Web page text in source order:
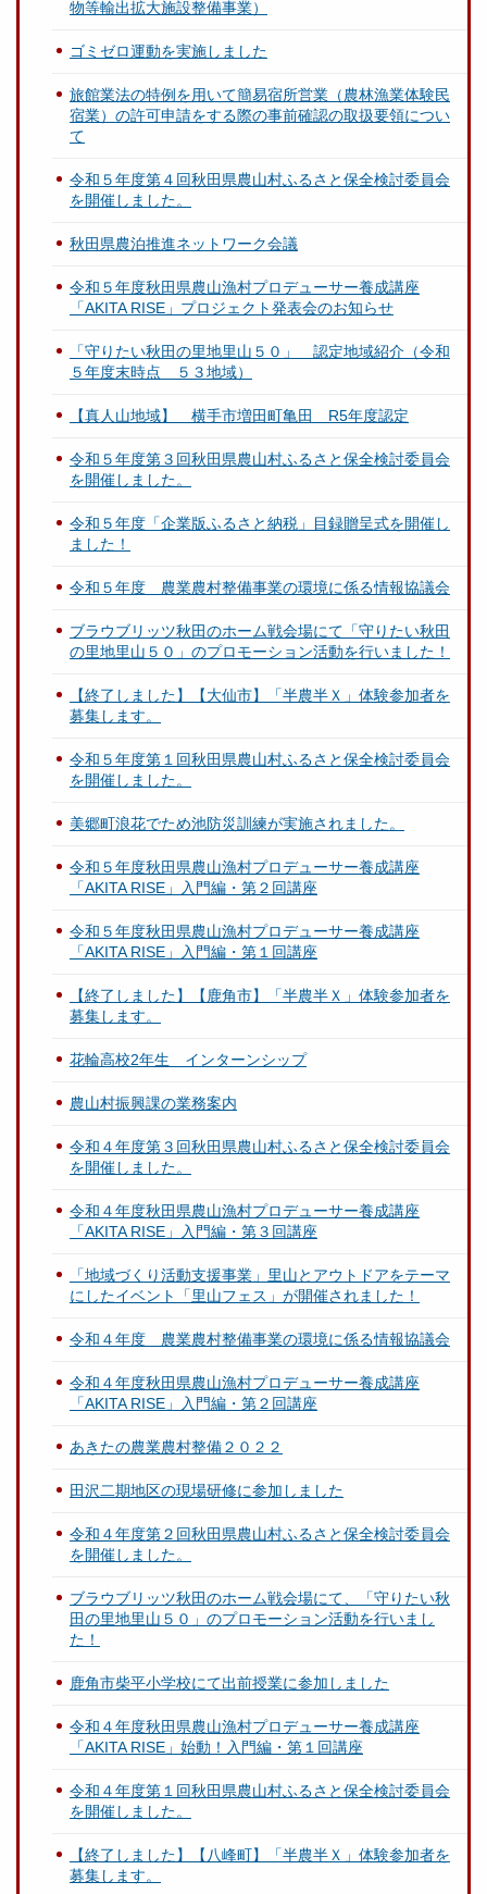
物等輸出拡大施設整備事業）
ゴミゼロ運動を実施しました
旅館業法の特例を用いて簡易宿所営業（農林漁業体験民
宿業）の許可申請をする際の事前確認の取扱要領につい
て
令和５年度第４回秋田県農山村ふるさと保全検討委員会
を開催しました。
秋田県農泊推進ネットワーク会議
令和５年度秋田県農山漁村プロデューサー養成講座
「AKITA RISE」プロジェクト発表会のお知らせ
「守りたい秋田の里地里山５０」 認定地域紹介（令和
５年度末時点 ５３地域）
【真人山地域】 横手市増田町亀田 R5年度認定
令和５年度第３回秋田県農山村ふるさと保全検討委員会
を開催しました。
令和５年度「企業版ふるさと納税」目録贈呈式を開催し
ました！
令和５年度 農業農村整備事業の環境に係る情報協議会
ブラウブリッツ秋田のホーム戦会場にて「守りたい秋田
の里地里山５０」のプロモーション活動を行いました！
【終了しました】【大仙市】「半農半Ｘ」体験参加者を
募集します。
令和５年度第１回秋田県農山村ふるさと保全検討委員会
を開催しました。
美郷町浪花でため池防災訓練が実施されました。
令和５年度秋田県農山漁村プロデューサー養成講座
「AKITA RISE」入門編・第２回講座
令和５年度秋田県農山漁村プロデューサー養成講座
「AKITA RISE」入門編・第１回講座
【終了しました】【鹿角市】「半農半Ｘ」体験参加者を
募集します。
花輪高校2年生 インターンシップ
農山村振興課の業務案内
令和４年度第３回秋田県農山村ふるさと保全検討委員会
を開催しました。
令和４年度秋田県農山漁村プロデューサー養成講座
「AKITA RISE」入門編・第３回講座
「地域づくり活動支援事業」里山とアウトドアをテーマ
にしたイベント「里山フェス」が開催されました！
令和４年度 農業農村整備事業の環境に係る情報協議会
令和４年度秋田県農山漁村プロデューサー養成講座
「AKITA RISE」入門編・第２回講座
あきたの農業農村整備２０２２
田沢二期地区の現場研修に参加しました
令和４年度第２回秋田県農山村ふるさと保全検討委員会
を開催しました。
ブラウブリッツ秋田のホーム戦会場にて、「守りたい秋
田の里地里山５０」のプロモーション活動を行いまし
た！
鹿角市柴平小学校にて出前授業に参加しました
令和４年度秋田県農山漁村プロデューサー養成講座
「AKITA RISE」始動！入門編・第１回講座
令和４年度第１回秋田県農山村ふるさと保全検討委員会
を開催しました。
【終了しました】【八峰町】「半農半Ｘ」体験参加者を
募集します。